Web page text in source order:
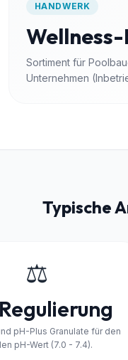
HANDWERK
Sortiment für
Unternehmen
Typische
⚖️
pH-Plus Granulate für den
pH-Wert (7.0 - 7.4).